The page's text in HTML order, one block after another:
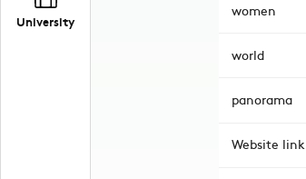
University
women
world
panorama
Website link